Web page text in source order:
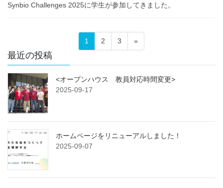
Synbio Challenges 2025に学生が参加してきました。
稿
の
ペ
ー
ジ
送
り
固
定
ペ
ジ
1
固
定
ペ
2
固
定
ペ
ー
3 »
最近の投稿
<オープンハウス 教員対応時間変更>
2025-09-17
ホームページをリニューアルしました！
2025-09-07